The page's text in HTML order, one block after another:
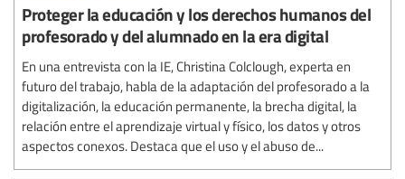
Proteger la educación y los derechos humanos del
profesorado y del alumnado en la era digital
En una entrevista con la IE, Christina Colclough, experta en
futuro del trabajo, habla de la adaptación del profesorado a la
digitalización, la educación permanente, la brecha digital, la
relación entre el aprendizaje virtual y físico, los datos y otros
aspectos conexos. Destaca que el uso y el abuso de...